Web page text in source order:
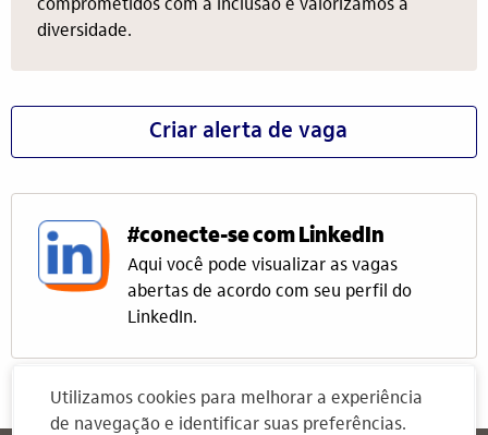
comprometidos com a inclusão e valorizamos a
diversidade.
Criar alerta de vaga
#conecte-se com LinkedIn
Aqui você pode visualizar as vagas
abertas de acordo com seu perfil do
LinkedIn.
Utilizamos cookies para melhorar a experiência
de navegação e identificar suas preferências.